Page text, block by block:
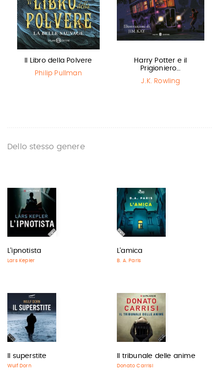
Il Libro della Polvere
Philip Pullman
Harry Potter e il
Prigioniero…
J.K. Rowling
Dello stesso genere
L'ipnotista
Lars Kepler
L'amica
B. A. Paris
Il superstite
Wulf Dorn
Il tribunale delle anime
Donato Carrisi